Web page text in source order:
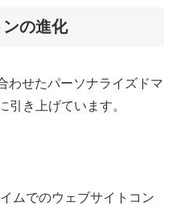
の進化
わせたパーソナライズドマ
引き上げています。
ムでのウェブサイトコン